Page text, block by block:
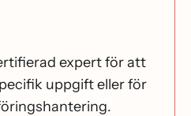
expert för att
uppgift eller för